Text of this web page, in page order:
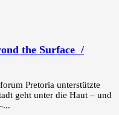
the Surface /
Pretoria unterstützte
geht unter die Haut – und